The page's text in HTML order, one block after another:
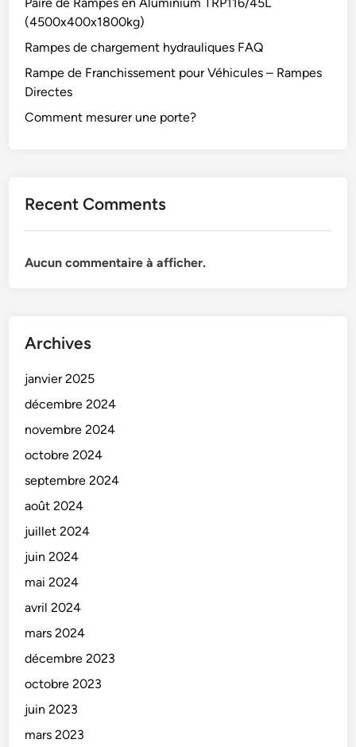
(4500x400x1800kg)
Rampes de chargement hydrauliques FAQ
Rampe de Franchissement pour Véhicules – Rampes
Directes
Comment mesurer une porte?
Recent Comments
Aucun commentaire à afficher.
Archives
janvier 2025
décembre 2024
novembre 2024
octobre 2024
septembre 2024
août 2024
juillet 2024
juin 2024
mai 2024
avril 2024
mars 2024
décembre 2023
octobre 2023
juin 2023
mars 2023